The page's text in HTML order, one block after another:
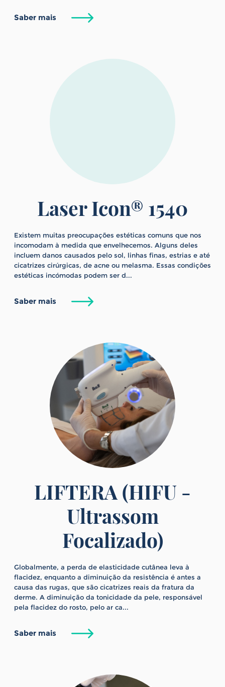
Saber mais
Laser Icon® 1540
Existem muitas preocupações estéticas comuns que nos
incomodam à medida que envelhecemos. Alguns deles
incluem danos causados ​​pelo sol, linhas finas, estrias e até
cicatrizes cirúrgicas, de acne ou melasma. Essas condições
estéticas incómodas podem ser d...
Saber mais
LIFTERA (HIFU -
Ultrassom
Focalizado)
Globalmente, a perda de elasticidade cutânea leva à
flacidez, enquanto a diminuição da resistência é antes a
causa das rugas, que são cicatrizes reais da fratura da
derme. A diminuição da tonicidade da pele, responsável
pela flacidez do rosto, pelo ar ca...
Saber mais